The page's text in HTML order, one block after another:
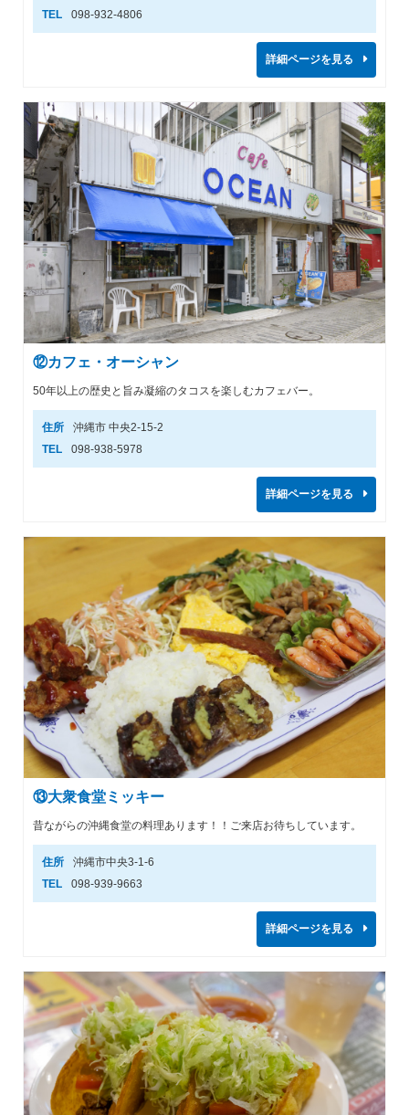
TEL
098-932-4806
詳細ページを見る
⑫カフェ・オーシャン
50年以上の歴史と旨み凝縮のタコスを楽しむカフェバー。
住所
沖縄市 中央2-15-2
TEL
098-938-5978
詳細ページを見る
⑬大衆食堂ミッキー
昔ながらの沖縄食堂の料理あります！！ご来店お待ちしています。
住所
沖縄市中央3-1-6
TEL
098-939-9663
詳細ページを見る